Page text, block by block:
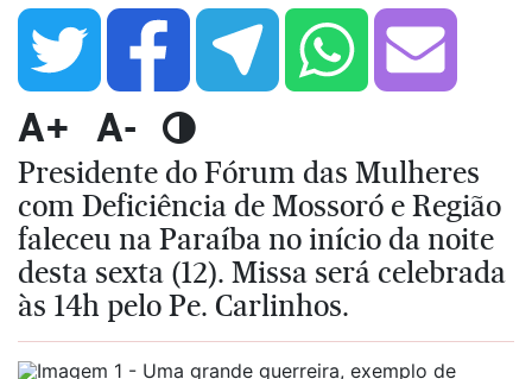
A+ A-
Presidente do Fórum das Mulheres
com Deficiência de Mossoró e Região
faleceu na Paraíba no início da noite
desta sexta (12). Missa será celebrada
às 14h pelo Pe. Carlinhos.